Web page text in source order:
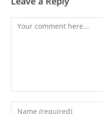
Comment
Enter